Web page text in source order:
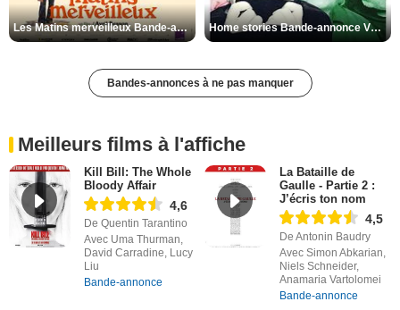
Les Matins merveilleux Bande-annonce VF Home stories Bande-annonce VO STFR
Bandes-annonces à ne pas manquer
Meilleurs films à l'affiche
Kill Bill: The Whole
Bloody Affair
4,6
De Quentin Tarantino
Avec Uma Thurman,
David Carradine, Lucy
Liu
Bande-annonce
La Bataille de
Gaulle - Partie 2 :
J’écris ton nom
4,5
De Antonin Baudry
Avec Simon Abkarian,
Niels Schneider,
Anamaria Vartolomei
Bande-annonce